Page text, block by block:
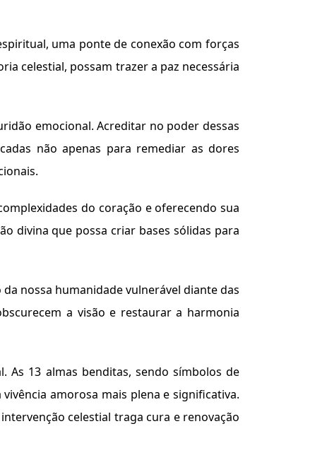
uma ponte de conexão com forças
celestial, possam trazer a paz necessária
emocional. Acreditar no poder dessas
não apenas para remediar as dores
do coração e oferecendo sua
divina que possa criar bases sólidas para
nossa humanidade vulnerável diante das
a visão e restaurar a harmonia
As 13 almas benditas, sendo símbolos de
amorosa mais plena e significativa.
celestial traga cura e renovação